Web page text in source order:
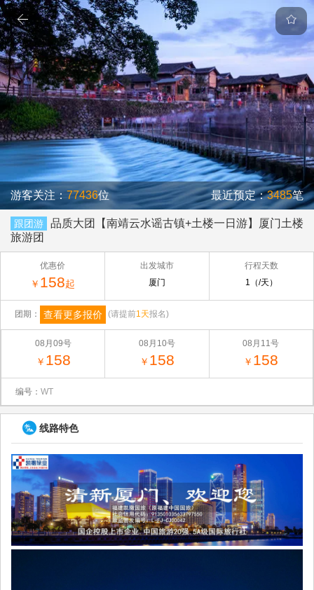
游客关注： 77436位 最近预定：3485笔
跟团游
品质大团【南靖云水谣古镇+土楼一日游】厦门土楼
旅游团
优惠价
￥ 158起
出发城市
厦门
行程天数
1（/天）
团期： 查看更多报价 (请提前1天报名)
08月09号
￥ 158
08月10号
￥ 158
08月11号
￥ 158
编号： WT
线路特色